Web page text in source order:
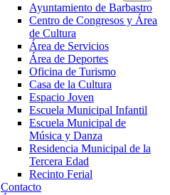
Ayuntamiento de Barbastro
Centro de Congresos y Área
de Cultura
Área de Servicios
Área de Deportes
Oficina de Turismo
Casa de la Cultura
Espacio Joven
Escuela Municipal Infantil
Escuela Municipal de
Música y Danza
Residencia Municipal de la
Tercera Edad
Recinto Ferial
Contacto